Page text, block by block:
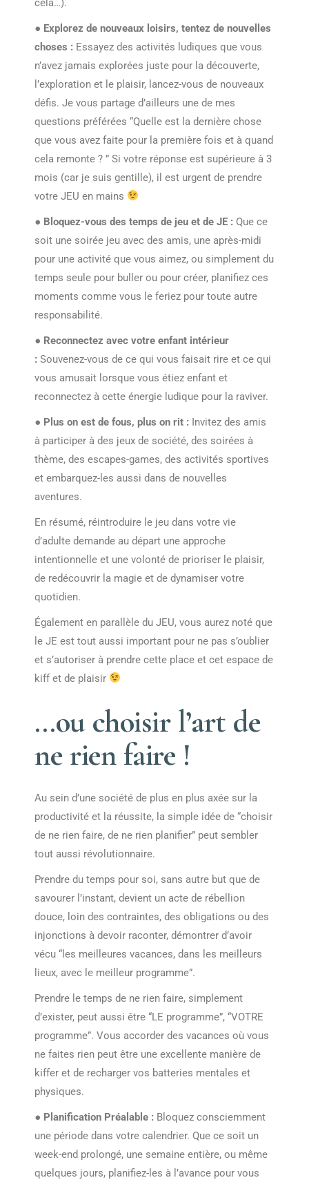
cela…).
● Explorez de nouveaux loisirs, tentez de nouvelles
choses : Essayez des activités ludiques que vous
n’avez jamais explorées juste pour la découverte,
l’exploration et le plaisir, lancez-vous de nouveaux
défis. Je vous partage d’ailleurs une de mes
questions préférées “Quelle est la dernière chose
que vous avez faite pour la première fois et à quand
cela remonte ? ” Si votre réponse est supérieure à 3
mois (car je suis gentille), il est urgent de prendre
votre JEU en mains
● Bloquez-vous des temps de jeu et de JE :Que ce
soit une soirée jeu avec des amis, une après-midi
pour une activité que vous aimez, ou simplement du
temps seule pour buller ou pour créer, planifiez ces
moments comme vous le feriez pour toute autre
responsabilité.
● Reconnectez avec votre enfant intérieur
: Souvenez-vous de ce qui vous faisait rire et ce qui
vous amusait lorsque vous étiez enfant et
reconnectez à cette énergie ludique pour la raviver.
● Plus on est de fous, plus on rit : Invitez des amis
à participer à des jeux de société, des soirées à
thème, des escapes-games, des activités sportives
et embarquez-les aussi dans de nouvelles
aventures.
En résumé, réintroduire le jeu dans votre vie
d’adulte demande au départ une approche
intentionnelle et une volonté de prioriser le plaisir,
de redécouvrir la magie et de dynamiser votre
quotidien.
Également en parallèle du JEU, vous aurez noté que
le JE est tout aussi important pour ne pas s’oublier
et s’autoriser à prendre cette place et cet espace de
kiff et de plaisir
…ou choisir l’art de
ne rien faire !
Au sein d’une société de plus en plus axée sur la
productivité et la réussite, la simple idée de “choisir
de ne rien faire, de ne rien planifier” peut sembler
tout aussi révolutionnaire.
Prendre du temps pour soi, sans autre but que de
savourer l’instant, devient un acte de rébellion
douce, loin des contraintes, des obligations ou des
injonctions à devoir raconter, démontrer d’avoir
vécu “les meilleures vacances, dans les meilleurs
lieux, avec le meilleur programme”.
Prendre le temps de ne rien faire, simplement
d’exister, peut aussi être “LE programme”, “VOTRE
programme”. Vous accorder des vacances où vous
ne faites rien peut être une excellente manière de
kiffer et de recharger vos batteries mentales et
physiques.
● Planification Préalable : Bloquez consciemment
une période dans votre calendrier. Que ce soit un
week-end prolongé, une semaine entière, ou même
quelques jours, planifiez-les à l’avance pour vous